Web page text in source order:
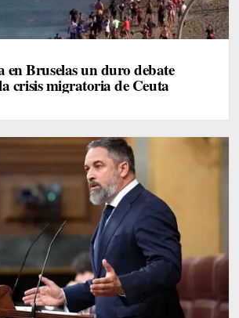
en Bruselas un duro debate
crisis migratoria de Ceuta